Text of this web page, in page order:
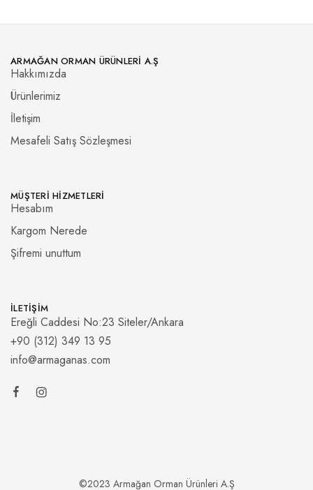
ARMAĞAN ORMAN ÜRÜNLERI A.Ş
Hakkımızda
Ürünlerimiz
İletişim
Mesafeli Satış Sözleşmesi
MÜŞTERI HIZMETLERI
Hesabım
Kargom Nerede
Şifremi unuttum
İLETIŞIM
Ereğli Caddesi No:23 Siteler/Ankara
+90 (312) 349 13 95
info@armaganas.com
©2023 Armağan Orman Ürünleri A.Ş